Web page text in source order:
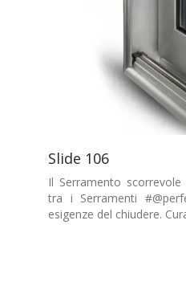
Slide 106
Il Serramento
tra i Serramenti
esigenze del chiudere.